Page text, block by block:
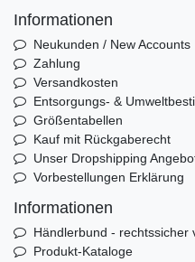
Informationen
Neukunden / New Accounts
Zahlung
Versandkosten
Entsorgungs- &
Größentabellen
Kauf mit Rückgaberecht
Unser Dropshipping
Vorbestellungen Erklärung
Informationen
Händlerbund - rechtssicher
Produkt-Kataloge